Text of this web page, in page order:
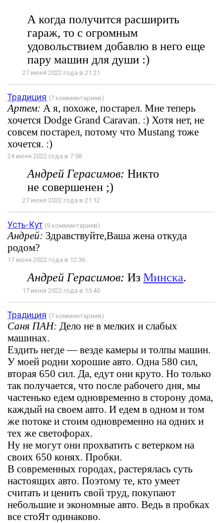
А когда получится расширить
гараж, то с огромным
удовольствием добавлю в него еще
пару машин для души :)
27 июня 2022 года в 21:21
Традиция (7 комментариев)
Артем: А я, похоже, постарел. Мне теперь
хочется Dodge Grand Caravan. :) Хотя нет, не
совсем постарел, потому что Mustang тоже
хочется. :)
24 июня 2022 года в 7:58
Андрей Герасимов: Никто
не совершенен ;)
27 июня 2022 года в 21:12
Усть-Кут (9 комментариев)
Андрей: Здравствуйте,Ваша жена откуда
родом?
17 июня 2022 года в 12:36
Андрей Герасимов: Из Минска.
17 июня 2022 года в 15:40
Традиция (7 комментариев)
Саня ПАН: Дело не в мелких и слабых
машинах.
Ездить негде — везде камеры и толпы машин.
У моей родни хорошие авто. Одна 580 сил,
вторая 650 сил. Да, едут они круто. Но только
так получается, что после рабочего дня, мы
частенько едем одновременно в сторону дома,
каждый на своем авто. И едем в одном и том
же потоке и стоим одновременно на одних и
тех же светофорах.
Ну не могут они прохватить с ветерком на
своих 650 конях. Пробки.
В современных городах, растерялась суть
настоящих авто. Поэтому те, кто умеет
считать и ценить свой труд, покупают
небольшие и экономные авто. Ведь в пробках
все стоЯт одинаково.